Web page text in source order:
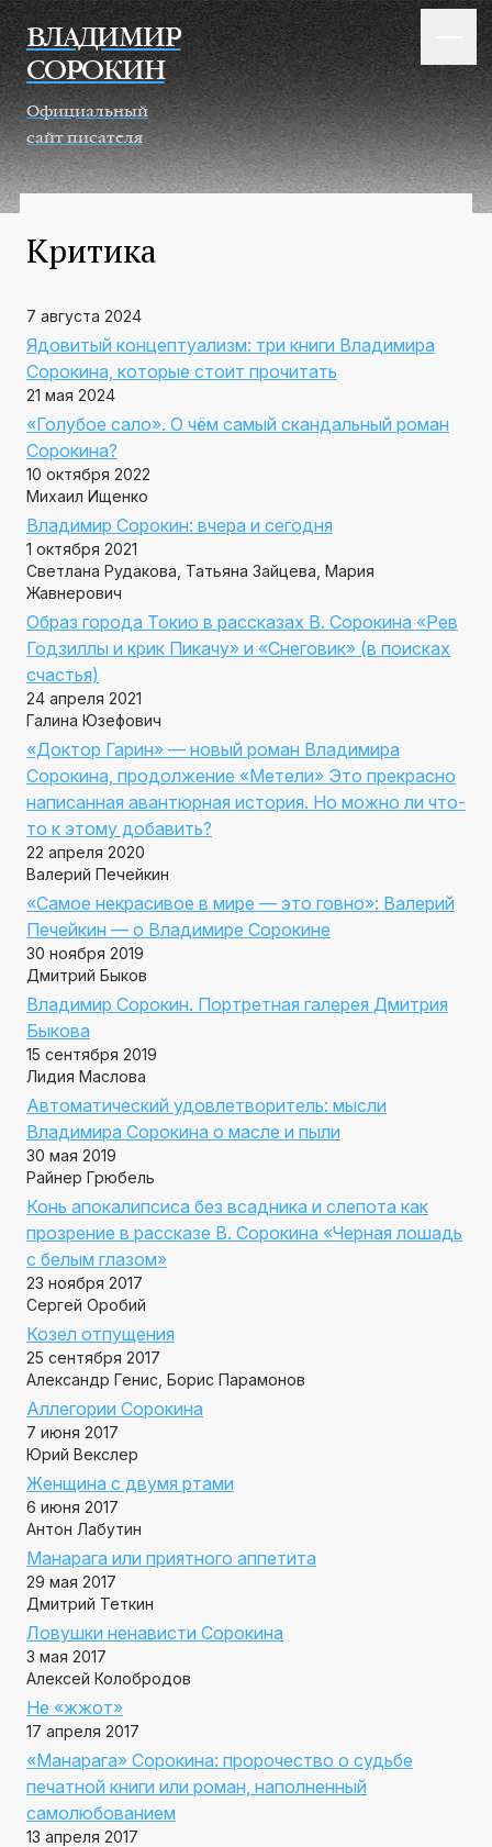
Перейти к основному содержанию
ВЛАДИМИР
СОРОКИН
Официальный
сайт писателя
Критика
7 августа 2024
Ядовитый концептуализм: три книги Владимира
Сорокина, которые стоит прочитать
21 мая 2024
«Голубое сало». О чём самый скандальный роман
Сорокина?
10 октября 2022
Михаил Ищенко
Владимир Сорокин: вчера и сегодня
1 октября 2021
Светлана Рудакова, Татьяна Зайцева, Мария
Жавнерович
Образ города Токио в рассказах В. Сорокина «Рев
Годзиллы и крик Пикачу» и «Снеговик» (в поисках
счастья)
24 апреля 2021
Галина Юзефович
«Доктор Гарин» — новый роман Владимира
Сорокина, продолжение «Метели» Это прекрасно
написанная авантюрная история. Но можно ли что-
то к этому добавить?
22 апреля 2020
Валерий Печейкин
«Самое некрасивое в мире — это говно»: Валерий
Печейкин — о Владимире Сорокине
30 ноября 2019
Дмитрий Быков
Владимир Сорокин. Портретная галерея Дмитрия
Быкова
15 сентября 2019
Лидия Маслова
Автоматический удовлетворитель: мысли
Владимира Сорокина о масле и пыли
30 мая 2019
Райнер Грюбель
Конь апокалипсиса без всадника и слепота как
прозрение в рассказе В. Сорокина «Черная лошадь
с белым глазом»
23 ноября 2017
Сергей Оробий
Козел отпущения
25 сентября 2017
Александр Генис, Борис Парамонов
Аллегории Сорокина
7 июня 2017
Юрий Векслер
Женщина с двумя ртами
6 июня 2017
Антон Лабутин
Манарага или приятного аппетита
29 мая 2017
Дмитрий Теткин
Ловушки ненависти Сорокина
3 мая 2017
Алексей Колобродов
Не «жжот»
17 апреля 2017
«Манарага» Сорокина: пророчество о судьбе
печатной книги или роман, наполненный
самолюбованием
13 апреля 2017